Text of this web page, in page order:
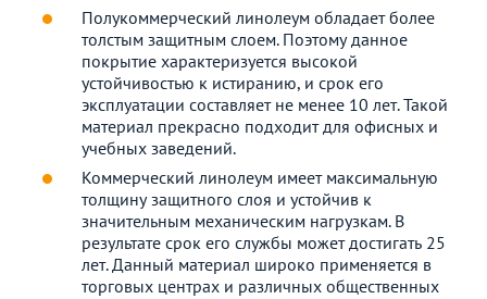
Полукоммерческий линолеум обладает более
толстым защитным слоем. Поэтому данное
покрытие характеризуется высокой
устойчивостью к истиранию, и срок его
эксплуатации составляет не менее 10 лет. Такой
материал прекрасно подходит для офисных и
учебных заведений.
Коммерческий линолеум имеет максимальную
толщину защитного слоя и устойчив к
значительным механическим нагрузкам. В
результате срок его службы может достигать 25
лет. Данный материал широко применяется в
торговых центрах и различных общественных